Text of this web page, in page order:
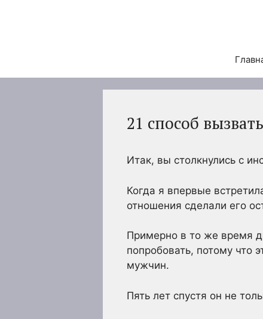
21 способ
Итак, вы столкнулись с
Когда я впервые
отношения сделали его
Примерно в то же время
попробовать, потому что
мужчин.
Пять лет спустя он не